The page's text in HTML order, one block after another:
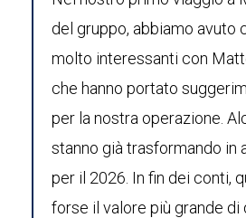
del gruppo, abbiamo avuto
molto interessanti con
che hanno portato
per la nostra operazione.
stanno già trasformando in
per il 2026. In fin dei conti,
forse il valore più grande di